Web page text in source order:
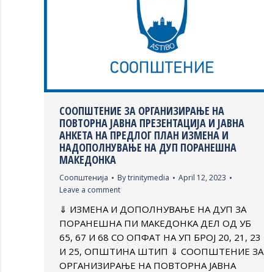
СООПШТЕНИЕ ЗА ОРГАНИЗИРАЊЕ НА
ПОВТОРНА ЈАВНА ПРЕЗЕНТАЦИЈА И ЈАВНА
АНКЕТА НА ПРЕДЛОГ ПЛАН ИЗМЕНА И
НАДОПОЛНУВАЊЕ НА ДУП ПОРАНЕШНА
МАКЕДОНКА
Соопштенија Bytrinitymedia
April 12, 2023
Leave a comment
⇓ ИЗМЕНА И ДОПОЛНУВАЊЕ НА ДУП ЗА
ПОРАНЕШНА ПИ МАКЕДОНКА ДЕЛ ОД УБ
65, 67 И 68 СО ОПФАТ НА УП БРОЈ 20, 21, 23
И 25, ОПШТИНА ШТИП ⇓ СООПШТЕНИЕ ЗА
ОРГАНИЗИРАЊЕ НА ПОВТОРНА ЈАВНА